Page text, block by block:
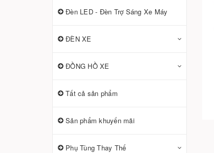
Đèn LED - Đèn Trợ Sáng Xe Máy
ĐÈN XE
ĐỒNG HỒ XE
Tất cả sản phẩm
Sản phẩm khuyến mãi
Phụ Tùng Thay Thế